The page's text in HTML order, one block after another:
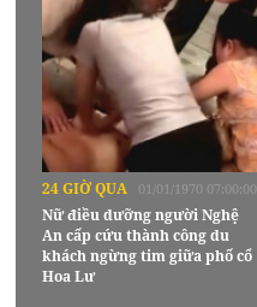
24 GIỜ QUA 01/01/1970 07:00:00
Nữ điều dưỡng người Nghệ
An cấp cứu thành công du
khách ngừng tim giữa phố cổ
Hoa Lư